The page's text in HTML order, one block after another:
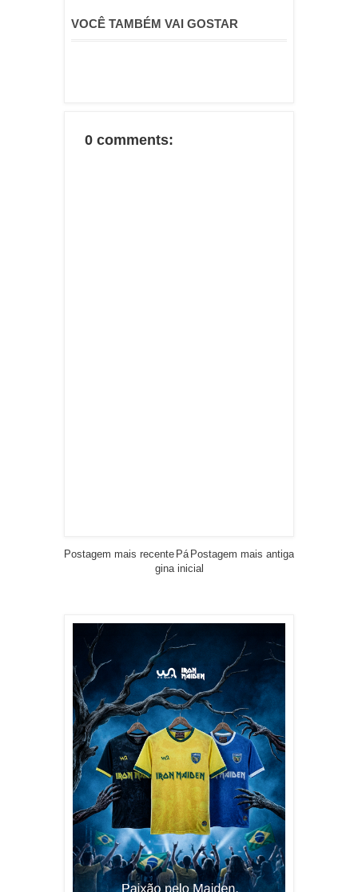
VOCÊ TAMBÉM VAI GOSTAR
0 comments:
Postagem mais recente Postagem mais antiga
Pá
gina inicial